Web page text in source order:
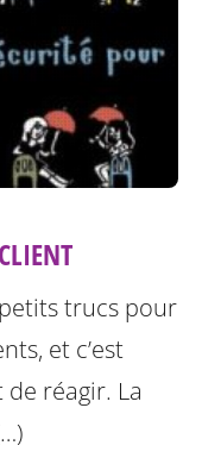
trucs pour
et c’est
réagir. La